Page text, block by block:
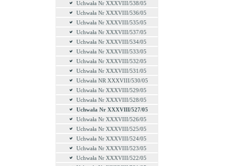
Uchwała Nr XXXVIII/538/05
Uchwała Nr XXXVIII/536/05
Uchwała Nr XXXVIII/535/05
Uchwała Nr XXXVIII/537/05
Uchwała Nr XXXVIII/534/05
Uchwała Nr XXXVIII/533/05
Uchwała Nr XXXVIII/532/05
Uchwała Nr XXXVIII/531/05
Uchwała NR XXXVIII/530/05
Uchwała Nr XXXVIII/529/05
Uchwała Nr XXXVIII/528/05
Uchwała Nr XXXVIII/527/05
Uchwała Nr XXXVIII/526/05
Uchwała Nr XXXVIII/525/05
Uchwała Nr XXXVIII/524/05
Uchwała Nr XXXVIII/523/05
Uchwała Nr XXXVIII/522/05